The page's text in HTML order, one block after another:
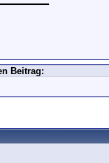
Beitrag: